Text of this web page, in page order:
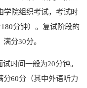
学院组织考试，考试时
180分钟）。复试阶段的
满分30分。
试时间一般为20分钟。
分60分（其中外语听力